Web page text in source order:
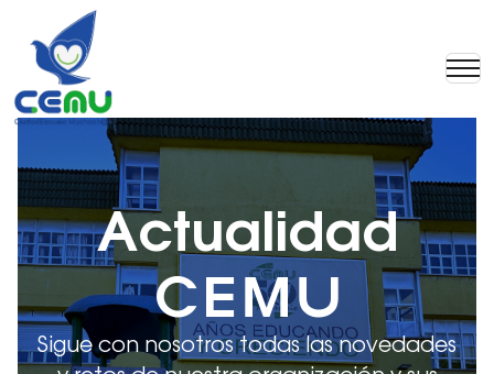
Actualidad
CEMU
Sigue con nosotros todas las novedades